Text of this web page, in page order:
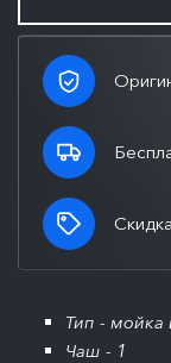
Тип - мойка
Чаш - 1